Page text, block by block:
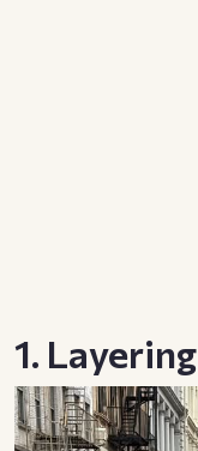
1. Layering